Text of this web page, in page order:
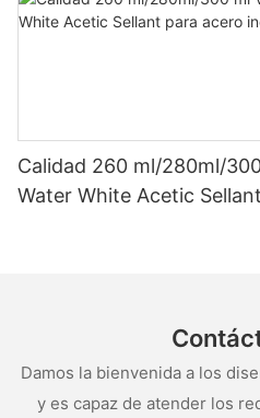
Calidad 260 ml/280ml/
Water White Acetic
Damos la bienvenida a los
y es capaz de atender los